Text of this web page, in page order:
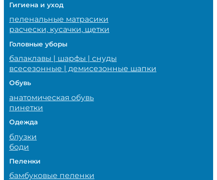
Гигиена и уход
пеленальные матрасики
расчески, кусачки, щетки
Головные уборы
балаклавы | шарфы | снуды
всесезонные | демисезонные шапки
Обувь
анатомическая обувь
пинетки
Одежда
блузки
боди
Пеленки
бамбуковые пеленки